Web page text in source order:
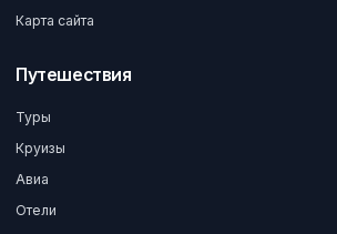
Карта сайта
Путешествия
Туры
Круизы
Авиа
Отели